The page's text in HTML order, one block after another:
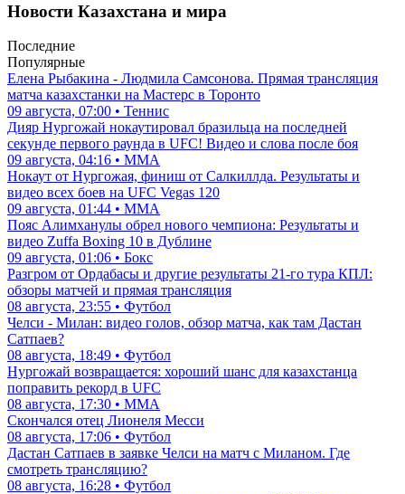
Новости Казахстана и мира
Последние
Популярные
Елена Рыбакина - Людмила Самсонова. Прямая трансляция
матча казахстанки на Мастерс в Торонто
09 августа, 07:00 • Теннис
Дияр Нургожай нокаутировал бразильца на последней
секунде первого раунда в UFC! Видео и слова после боя
09 августа, 04:16 • ММА
Нокаут от Нургожая, финиш от Салкиллда. Результаты и
видео всех боев на UFC Vegas 120
09 августа, 01:44 • ММА
Пояс Алимханулы обрел нового чемпиона: Результаты и
видео Zuffa Boxing 10 в Дублине
09 августа, 01:06 • Бокс
Разгром от Ордабасы и другие результаты 21-го тура КПЛ:
обзоры матчей и прямая трансляция
08 августа, 23:55 • Футбол
Челси - Милан: видео голов, обзор матча, как там Дастан
Сатпаев?
08 августа, 18:49 • Футбол
Нургожай возвращается: хороший шанс для казахстанца
поправить рекорд в UFC
08 августа, 17:30 • ММА
Скончался отец Лионеля Месси
08 августа, 17:06 • Футбол
Дастан Сатпаев в заявке Челси на матч с Миланом. Где
смотреть трансляцию?
08 августа, 16:28 • Футбол